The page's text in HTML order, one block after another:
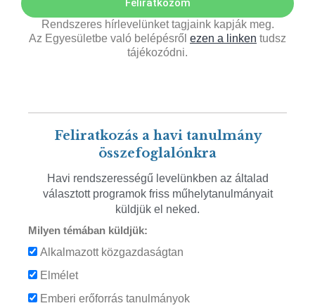
Feliratkozom
Rendszeres hírlevelünket tagjaink kapják meg.
Az Egyesületbe való belépésről ezen a linken tudsz
tájékozódni.
Feliratkozás a havi tanulmány
összefoglalónkra
Havi rendszerességű levelünkben az általad
választott programok friss műhelytanulmányait
küldjük el neked.
Milyen témában küldjük:
Alkalmazott közgazdaságtan
Elmélet
Emberi erőforrás tanulmányok